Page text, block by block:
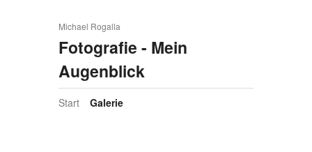
Michael Rogalla
Fotografie - Mein
Augenblick
Start Galerie